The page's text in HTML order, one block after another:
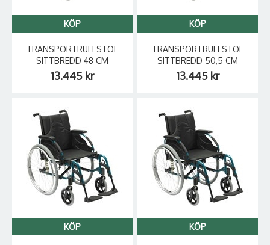
KÖP
TRANSPORTRULLSTOL
SITTBREDD 48 CM
13.445 kr
KÖP
TRANSPORTRULLSTOL
SITTBREDD 50,5 CM
13.445 kr
KÖP KÖP